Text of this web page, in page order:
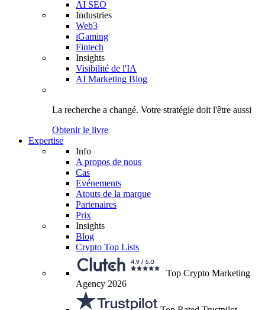
AI SEO
Industries
Web3
iGaming
Fintech
Insights
Visibilité de l'IA
AI Marketing Blog
La recherche a changé. Votre stratégie doit l'être aussi
Obtenir le livre
Expertise
Info
A propos de nous
Cas
Evénements
Atouts de la marque
Partenaires
Prix
Insights
Blog
Crypto Top Lists
Top Crypto Marketing
Agency 2026